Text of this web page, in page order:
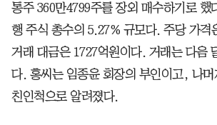
통주 360만4799주를 장외 매수하기로 했
행 주식 총수의 5.27% 규모다. 주당 가격
거래 대금은 1727억원이다. 거래는 다음
다. 홍씨는 임종윤 회장의 부인이고, 나머
친인척으로 알려졌다.